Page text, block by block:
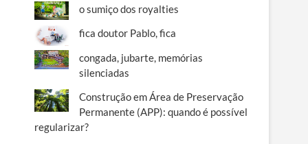
o sumiço dos royalties
fica doutor Pablo, fica
congada, jubarte, memórias
silenciadas
Construção em Área de Preservação
Permanente (APP): quando é possível
regularizar?